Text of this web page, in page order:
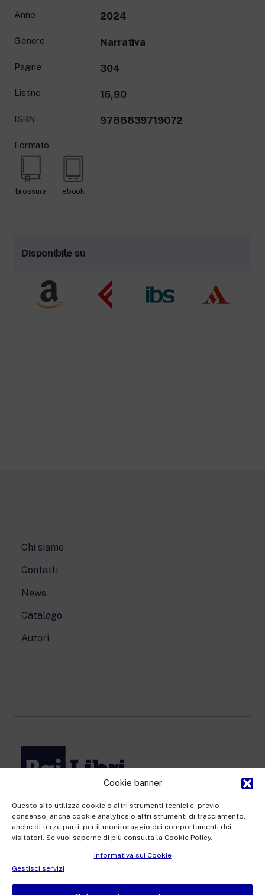
Cookie banner
Questo sito utilizza cookie o altri strumenti tecnici e, previo
consenso, anche cookie analytics o altri strumenti di tracciamento,
anche di terze parti, per il monitoraggio dei comportamenti dei
visitatori. Se vuoi saperne di più consulta la Cookie Policy.
Informativa sui Cookie
Gestisci servizi
Anno 2024
Genere Narrativa
Pagine 304
Listino 16,90
ISBN 9788839719072
Formato
brossura ebook
Disponibile su
Chi siamo
Contatti
News
Catalogo
Autori
Sede Legale: Via Umberto Novaro, 18 00195 Roma
Capitale sociale €10.320.000,00 i.v. | Responsabile protezione